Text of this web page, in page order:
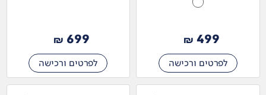
499
₪
לפרטים ורכישה
699
₪
לפרטים ורכישה